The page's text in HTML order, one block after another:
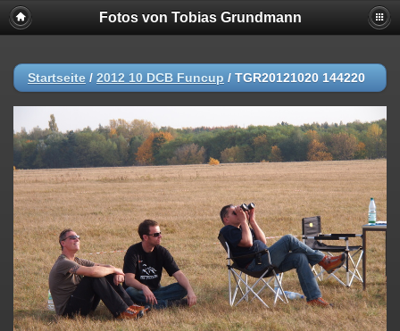
Fotos von Tobias Grundmann
Startseite / 2012 10 DCB Funcup / TGR20121020 144220